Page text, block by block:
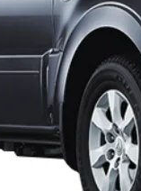
س
ي
ا
ح
ي